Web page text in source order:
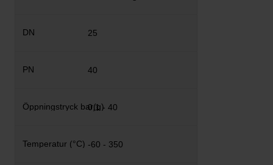
25
40
0,1 - 40
-60 - 350